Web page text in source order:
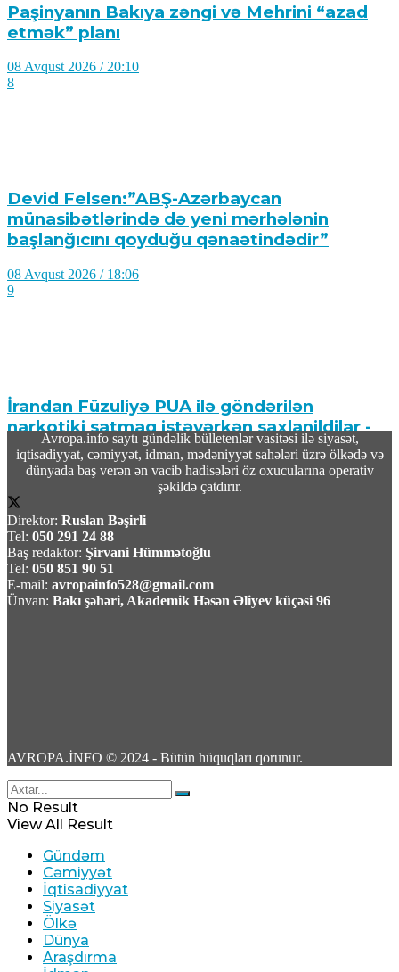
Paşinyanın Bakıya zəngi və Mehrini “azad
etmək” planı
08 Avqust 2026 / 20:10
8
Devid Felsen:”ABŞ-Azərbaycan
münasibətlərində də yeni mərhələnin
başlanğıcını qoyduğu qənaətindədir”
08 Avqust 2026 / 18:06
9
İrandan Füzuliyə PUA ilə göndərilən
narkotiki satmaq istəyərkən saxlanildilar -
Video
08 Avqust 2026 / 18:00
9
BƏƏ Hörmüz boğazında İran gəmisini
Xameneinin baş müşaviri: Region ölkələri
artan əməkdaşlıqla təhlükəsizliyi təmin edə
08 Avqust 2026 / 16:41
Avropa.info saytı gündəlik bülletenlər vasitəsi ilə siyasət,
iqtisadiyyat, cəmiyyət, idman, mədəniyyət sahələri üzrə ölkədə və
dünyada baş verən ən vacib hadisələri öz oxucularına operativ
şəkildə çatdırır.
Direktor: Ruslan Bəşirli
Tel: 050 291 24 88
Baş redaktor: Şirvani Hümmətoğlu
Tel: 050 851 90 51
E-mail: avropainfo528@gmail.com
Ünvan: Bakı şəhəri, Akademik Həsən Əliyev küçəsi 96
AVROPA.İNFO © 2024 - Bütün hüquqları qorunur.
No Result
View All Result
Gündəm
Cəmiyyət
İqtisadiyyat
Siyasət
Ölkə
Dünya
Araşdırma